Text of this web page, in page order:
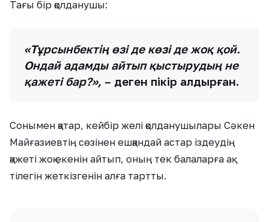
Тағы бір қолданушы:
«Тұрсынбектің өзі де көзі де жоқ қой.
Ондай адамды айтып қыстырудың не
қажеті бар?», – деген пікір қалдырған.
Сонымен қатар, кейбір желі қолданушылары Сәкен
Майғазиевтің сөзінен ешқандай астар іздеудің
қажеті жоқ екенін айтып, оның тек балаларға ақ
тілегін жеткізгенін алға тартты.